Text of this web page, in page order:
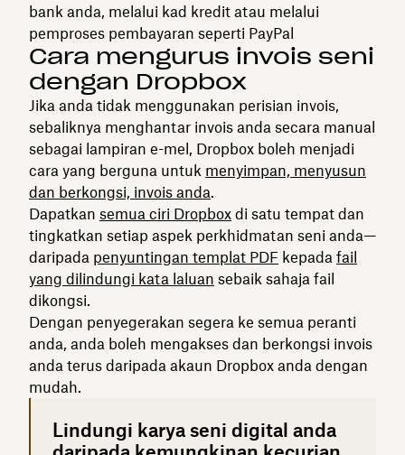
bank anda, melalui kad kredit atau melalui
pemproses pembayaran seperti PayPal
Cara mengurus invois seni
dengan Dropbox
Jika anda tidak menggunakan perisian invois,
sebaliknya menghantar invois anda secara manual
sebagai lampiran e-mel, Dropbox boleh menjadi
cara yang berguna untuk menyimpan, menyusun
dan berkongsi, invois anda.
Dapatkan semua ciri Dropbox di satu tempat dan
tingkatkan setiap aspek perkhidmatan seni anda—
daripada penyuntingan templat PDF kepada fail
yang dilindungi kata laluan sebaik sahaja fail
dikongsi.
Dengan penyegerakan segera ke semua peranti
anda, anda boleh mengakses dan berkongsi invois
anda terus daripada akaun Dropbox anda dengan
mudah.
Lindungi karya seni digital anda